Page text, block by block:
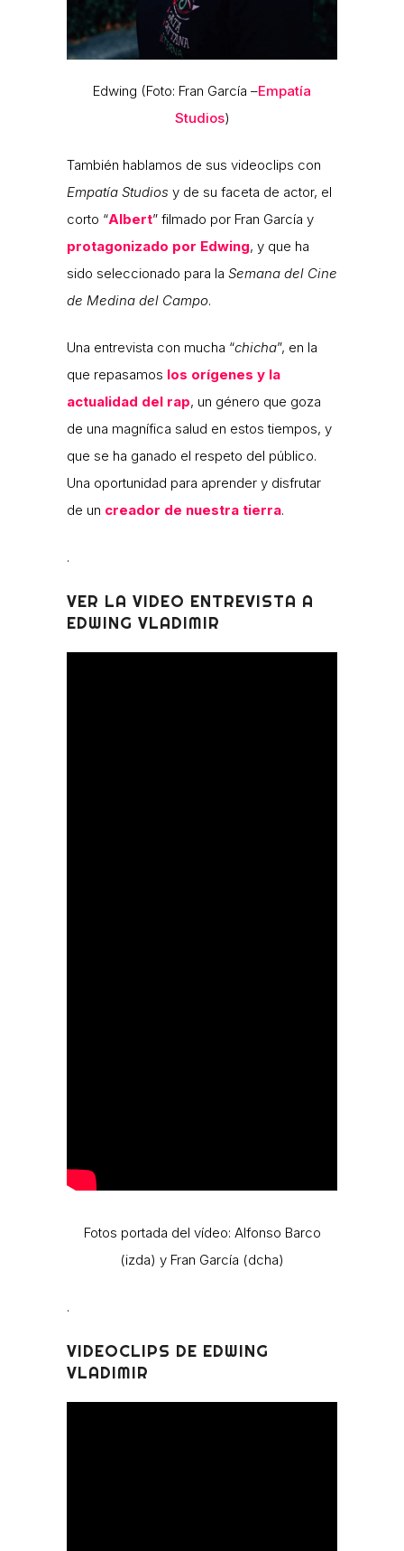
Edwing (Foto: Fran García –Empatía
Studios)
También hablamos de sus videoclips con
Empatía Studios y de su faceta de actor, el
corto “Albert” filmado por Fran García y
protagonizado por Edwing, y que ha
sido seleccionado para la Semana del Cine
de Medina del Campo.
Una entrevista con mucha “chicha”, en la
que repasamos los orígenes y la
actualidad del rap, un género que goza
de una magnífica salud en estos tiempos, y
que se ha ganado el respeto del público.
Una oportunidad para aprender y disfrutar
de un creador de nuestra tierra.
.
VER LA VIDEO ENTREVISTA A
EDWING VLADIMIR
Fotos portada del vídeo: Alfonso Barco
(izda) y Fran García (dcha)
.
VIDEOCLIPS DE EDWING
VLADIMIR